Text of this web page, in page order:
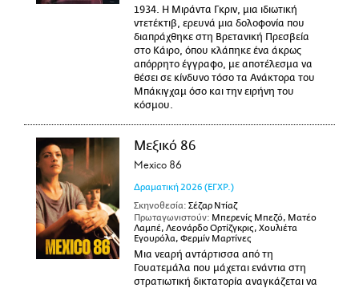
1934. Η Μιράντα Γκριν, μια ιδιωτική
ντετέκτιβ, ερευνά μια δολοφονία που
διαπράχθηκε στη Βρετανική Πρεσβεία
στο Κάιρο, όπου κλάπηκε ένα άκρως
απόρρητο έγγραφο, με αποτέλεσμα να
θέσει σε κίνδυνο τόσο τα Ανάκτορα του
Μπάκιγχαμ όσο και την ειρήνη του
κόσμου.
Μεξικό 86
Mexico 86
Δραματική 2026 (ΕΓΧΡ.)
Σκηνοθεσία: Σέζαρ Ντίαζ
Πρωταγωνιστούν: Μπερενίς Μπεζό, Ματέο
Λαμπέ, Λεονάρδο Ορτίζγκρις, Χουλιέτα
Εγουρόλα, Φερμίν Μαρτίνες
Μια νεαρή αντάρτισσα από τη
Γουατεμάλα που μάχεται ενάντια στη
στρατιωτική δικτατορία αναγκάζεται να